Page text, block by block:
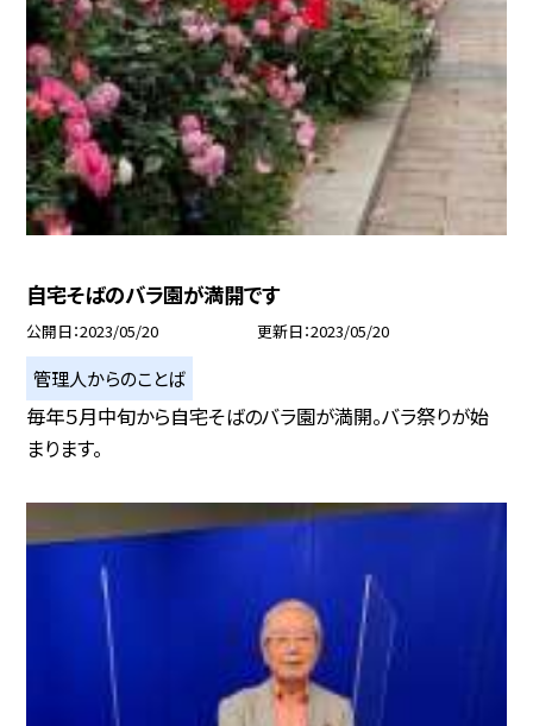
自宅そばのバラ園が満開です
公開日 2023/05/20 更新日 2023/05/20
管理人からのことば
毎年５月中旬から自宅そばのバラ園が満開。バラ祭りが始
まります。